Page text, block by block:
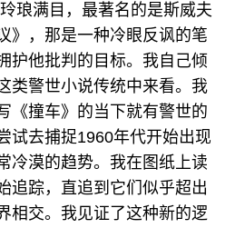
琅满目，最著名的是斯威夫
》，那是一种冷眼反讽的笔
护他批判的目标。我自己倾
类警世小说传统中来看。我
《撞车》的当下就有警世的
试去捕捉1960年代开始出现
冷漠的趋势。我在图纸上读
追踪，直追到它们似乎超出
相交。我见证了这种新的逻